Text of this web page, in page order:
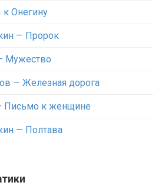
Онегину
— Пророк
Мужество
— Железная дорога
Письмо к женщине
— Полтава